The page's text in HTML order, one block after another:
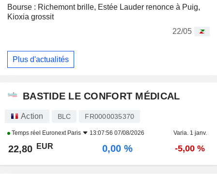
Bourse : Richemont brille, Estée Lauder renonce à Puig,
Kioxia grossit
22/05
Plus d'actualités
BASTIDE LE CONFORT MÉDICAL
Action BLC FR0000035370
Temps réel Euronext Paris 13:07:56 07/08/2026 Varia. 1 janv.
22,80 EUR 0,00 % -5,00 %